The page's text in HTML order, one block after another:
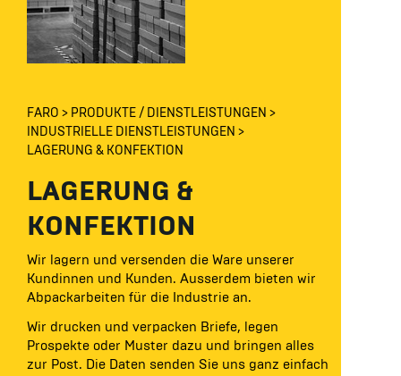
FARO
PRODUKTE / DIENSTLEISTUNGEN
INDUSTRIELLE DIENSTLEISTUNGEN
LAGERUNG & KONFEKTION
LAGERUNG &
KONFEKTION
Wir lagern und versenden die Ware unserer
Kundinnen und Kunden. Ausserdem bieten wir
Abpackarbeiten für die Industrie an.
Wir drucken und verpacken Briefe, legen
Prospekte oder Muster dazu und bringen alles
zur Post. Die Daten senden Sie uns ganz einfach